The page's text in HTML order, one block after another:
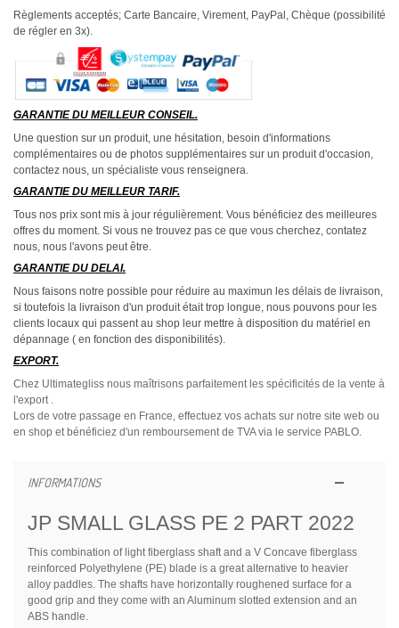
Règlements acceptés; Carte Bancaire, Virement, PayPal, Chèque (possibilité
de régler en 3x).
GARANTIE DU MEILLEUR CONSEIL.
Une question sur un produit, une hésitation, besoin d'informations
complémentaires ou de photos supplémentaires sur un produit d'occasion,
contactez nous, un spécialiste vous renseignera.
GARANTIE DU MEILLEUR TARIF.
Tous nos prix sont mis à jour régulièrement. Vous bénéficiez des meilleures
offres du moment. Si vous ne trouvez pas ce que vous cherchez, contatez
nous, nous l'avons peut être.
GARANTIE DU DELAI.
Nous faisons notre possible pour réduire au maximun les délais de livraison,
si toutefois la livraison d'un produit était trop longue, nous pouvons pour les
clients locaux qui passent au shop leur mettre à disposition du matériel en
dépannage ( en fonction des disponibilités).
EXPORT.
Chez Ultimategliss nous maîtrisons parfaitement les spécificités de la vente à
l'export .
Lors de votre passage en France, effectuez vos achats sur notre site web ou
en shop et bénéficiez d'un remboursement de TVA via le service PABLO.
INFORMATIONS
JP SMALL GLASS PE 2 PART 2022
This combination of light fiberglass shaft and a V Concave fiberglass
reinforced Polyethylene (PE) blade is a great alternative to heavier
alloy paddles. The shafts have horizontally roughened surface for a
good grip and they come with an Aluminum slotted extension and an
ABS handle.